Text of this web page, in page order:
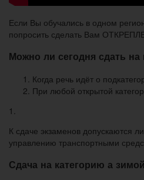
Если Вы обучались в одном
попросить сделать Вам
Можно ли сегодня сдать
Когда речь идёт о
При любой открытой
1.
К сдаче экзаменов допускаются
управлению транспортными
Сдача на категорию а